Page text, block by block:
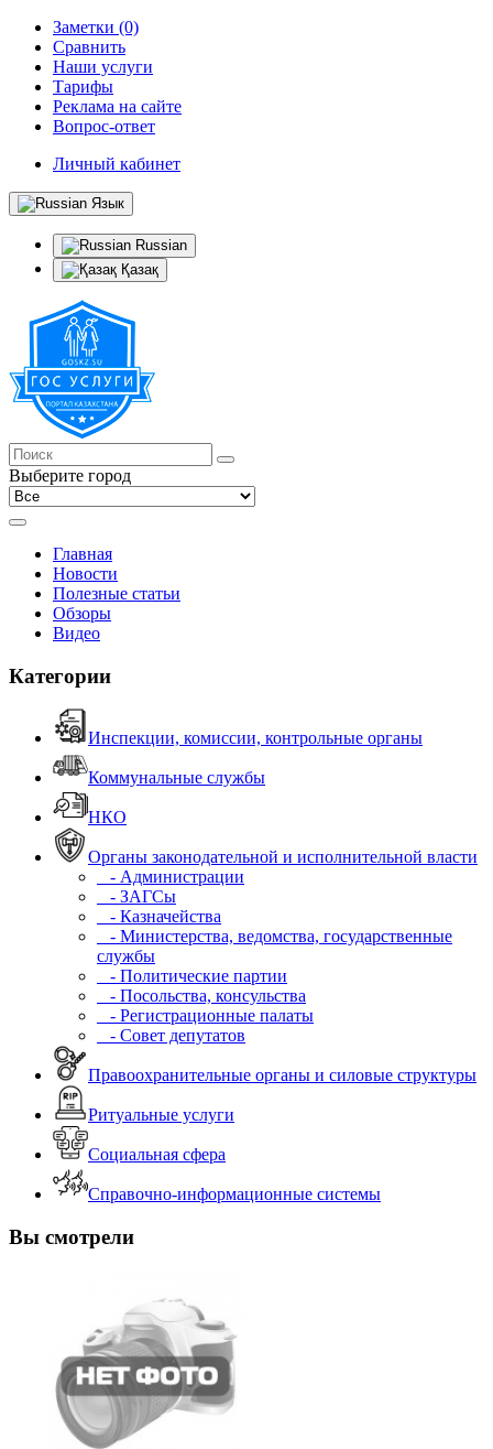
Заметки (0)
Сравнить
Наши услуги
Тарифы
Реклама на сайте
Вопрос-ответ
Личный кабинет
Язык
Russian
Қазақ
Выберите город
Главная
Новости
Полезные статьи
Обзоры
Видео
Категории
Инспекции, комиссии, контрольные органы
Коммунальные службы
НКО
Органы законодательной и исполнительной власти
- Администрации
- ЗАГСы
- Казначейства
- Министерства, ведомства, государственные
службы
- Политические партии
- Посольства, консульства
- Регистрационные палаты
- Совет депутатов
Правоохранительные органы и силовые структуры
Ритуальные услуги
Социальная сфера
Справочно-информационные системы
Вы смотрели